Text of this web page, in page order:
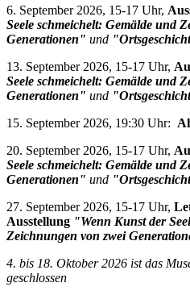
6. September 2026, 15-17 Uhr,
Seele schmeichelt: Gemälde und
Generationen" und
13. September 2026, 15-17 Uhr,
Seele schmeichelt: Gemälde und
Generationen" und
15. September 2026, 19:30 Uhr:
20. September 2026, 15-17 Uhr,
Seele schmeichelt: Gemälde und
Generationen" und
27. September 2026, 15-17 Uhr,
Ausstellung "Wenn Kunst der
Zeichnungen von zwei
4. bis 18. Oktober 2026 ist das
geschlossen